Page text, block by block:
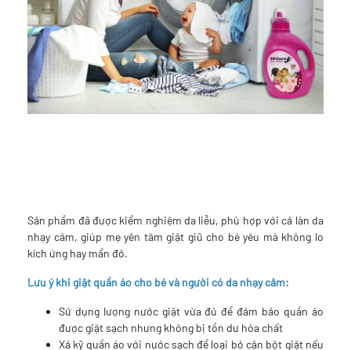
Sản phẩm đã được kiểm nghiệm da liễu, phù hợp với cả làn da
nhạy cảm, giúp mẹ yên tâm giặt giũ cho bé yêu mà không lo
kích ứng hay mẩn đỏ.
Lưu ý khi giặt quần áo cho bé và người có da nhạy cảm:
Sử dụng lượng nước giặt vừa đủ để đảm bảo quần áo
được giặt sạch nhưng không bị tồn dư hóa chất
Xả kỹ quần áo với nước sạch để loại bỏ cặn bột giặt nếu